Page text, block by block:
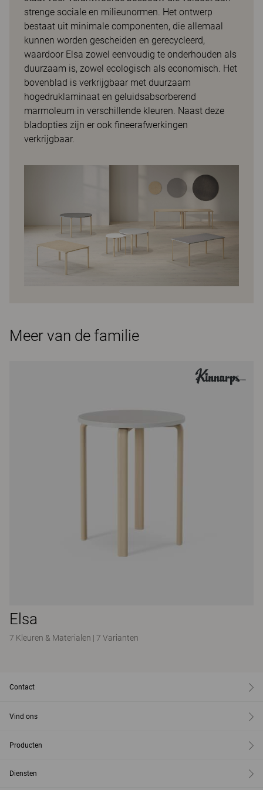
strenge sociale en milieunormen. Het ontwerp
bestaat uit minimale componenten, die allemaal
kunnen worden gescheiden en gerecycleerd,
waardoor Elsa zowel eenvoudig te onderhouden als
duurzaam is, zowel ecologisch als economisch. Het
bovenblad is verkrijgbaar met duurzaam
hogedruklaminaat en geluidsabsorberend
marmoleum in verschillende kleuren. Naast deze
bladopties zijn er ook fineerafwerkingen
verkrijgbaar.
Meer van de familie
Elsa
7 Kleuren & Materialen | 7 Varianten
Contact
Vind ons
Producten
Diensten